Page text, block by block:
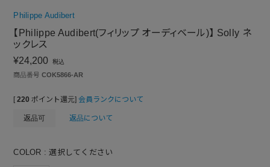
Philippe Audibert
【Philippe Audibert(フィリップ オーディベール)】 Solly ネ
ックレス
¥24,200 税込
商品番号 COK5866-AR
[ 220 ポイント還元] 会員ランクについて
返品可 返品について
COLOR 選択してください